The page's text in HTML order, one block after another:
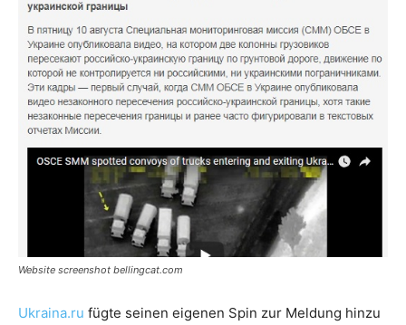
Website screenshot bellingcat.com
Ukraina.ru fügte seinen eigenen Spin zur Meldung hinzu